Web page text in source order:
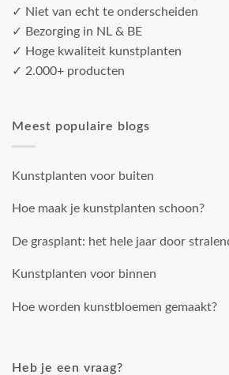
✓ Niet van echt te onderscheiden
✓ Bezorging in NL & BE
✓ Hoge kwaliteit kunstplanten
✓ 2.000+ producten
Meest populaire blogs
Kunstplanten voor buiten
Hoe maak je kunstplanten schoon?
De grasplant: het hele jaar door
Kunstplanten voor binnen
Hoe worden kunstbloemen gemaakt?
Heb je een vraag?